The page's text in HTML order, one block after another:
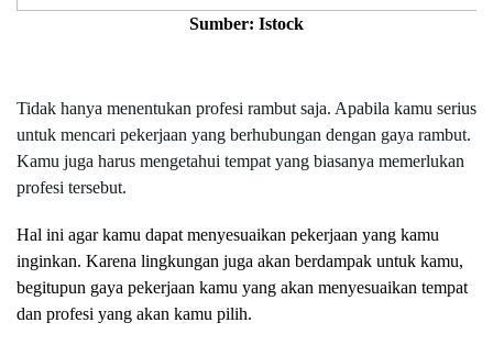
Sumber: Istock
Tidak hanya menentukan profesi rambut saja. Apabila kamu serius
untuk mencari pekerjaan yang berhubungan dengan gaya rambut.
Kamu juga harus mengetahui tempat yang biasanya memerlukan
profesi tersebut.
Hal ini agar kamu dapat menyesuaikan pekerjaan yang kamu
inginkan. Karena lingkungan juga akan berdampak untuk kamu,
begitupun gaya pekerjaan kamu yang akan menyesuaikan tempat
dan profesi yang akan kamu pilih.